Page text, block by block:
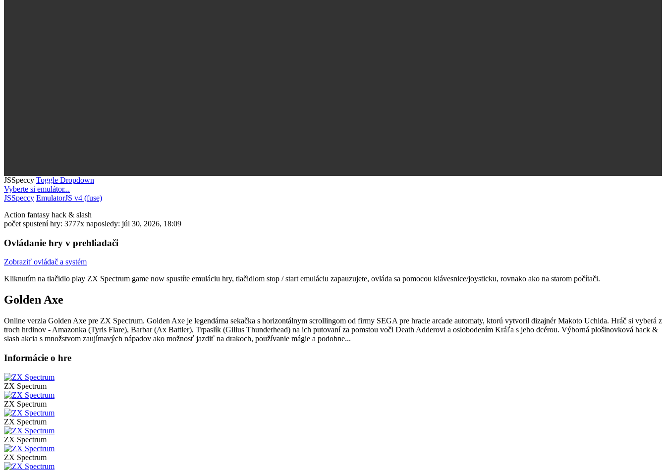
JSSpeccy Toggle Dropdown
Vyberte si emulátor...
JSSpeccy EmulatorJS v4 (fuse)
Action fantasy hack & slash
počet spustení hry: 3777x naposledy: júl 30, 2026, 18:09
Ovládanie hry v prehliadači
Zobraziť ovládač a systém
Kliknutím na tlačidlo play ZX Spectrum game now spustíte emuláciu hry, tlačidlom stop / start emuláciu zapauzujete, ovláda sa pomocou klávesnice/joysticku, rovnako ako na starom počítači.
Golden Axe
Online verzia Golden Axe pre ZX Spectrum. Golden Axe je legendárna sekačka s horizontálnym scrollingom od firmy SEGA pre hracie arcade automaty, ktorú vytvoril dizajnér Makoto Uchida. Hráč si vyberá z
troch hrdinov - Amazonka (Tyris Flare), Barbar (Ax Battler), Trpaslík (Gilius Thunderhead) na ich putovaní za pomstou voči Death Adderovi a oslobodením Kráľa s jeho dcérou. Výborná plošinovková hack &
slash akcia s množstvom zaujímavých nápadov ako možnosť jazdiť na drakoch, používanie mágie a podobne...
Informácie o hre
ZX Spectrum
ZX Spectrum
ZX Spectrum
ZX Spectrum
ZX Spectrum